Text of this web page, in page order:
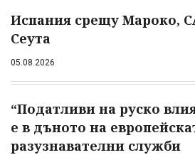
Испания срещу Мароко,
Сеута
05.08.2026
“Податливи на руско
е в дъното на
разузнавателни служби